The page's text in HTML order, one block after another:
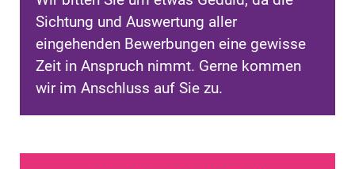
Sichtung und Auswertung aller
eingehenden Bewerbungen eine gewisse
Zeit in Anspruch nimmt. Gerne kommen
wir im Anschluss auf Sie zu.